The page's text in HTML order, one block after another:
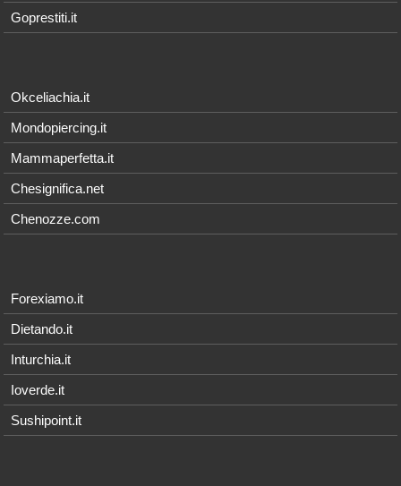
Goprestiti.it
Okceliachia.it
Mondopiercing.it
Mammaperfetta.it
Chesignifica.net
Chenozze.com
Forexiamo.it
Dietando.it
Inturchia.it
Ioverde.it
Sushipoint.it